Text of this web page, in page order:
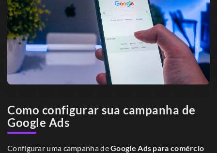
Como configurar sua campanha de
Google Ads
Configurar uma campanha deGoogle Ads para comércio